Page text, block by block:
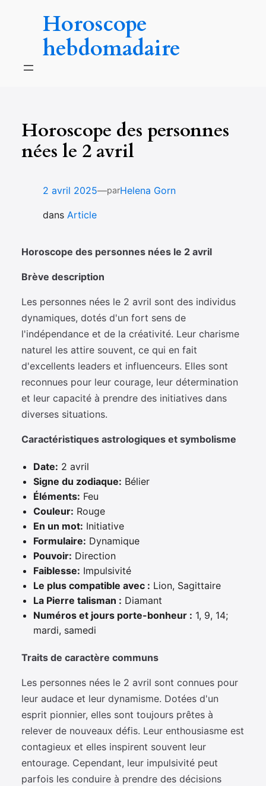
Horoscope
hebdomadaire
Horoscope des personnes
nées le 2 avril
2 avril 2025—parHelena Gorn
dans Article
Horoscope des personnes nées le 2 avril
Brève description
Les personnes nées le 2 avril sont des individus
dynamiques, dotés d'un fort sens de
l'indépendance et de la créativité. Leur charisme
naturel les attire souvent, ce qui en fait
d'excellents leaders et influenceurs. Elles sont
reconnues pour leur courage, leur détermination
et leur capacité à prendre des initiatives dans
diverses situations.
Caractéristiques astrologiques et symbolisme
Date: 2 avril
Signe du zodiaque: Bélier
Éléments: Feu
Couleur: Rouge
En un mot: Initiative
Formulaire: Dynamique
Pouvoir: Direction
Faiblesse: Impulsivité
Le plus compatible avec : Lion, Sagittaire
La Pierre talisman : Diamant
Numéros et jours porte-bonheur : 1, 9, 14;
mardi, samedi
Traits de caractère communs
Les personnes nées le 2 avril sont connues pour
leur audace et leur dynamisme. Dotées d'un
esprit pionnier, elles sont toujours prêtes à
relever de nouveaux défis. Leur enthousiasme est
contagieux et elles inspirent souvent leur
entourage. Cependant, leur impulsivité peut
parfois les conduire à prendre des décisions